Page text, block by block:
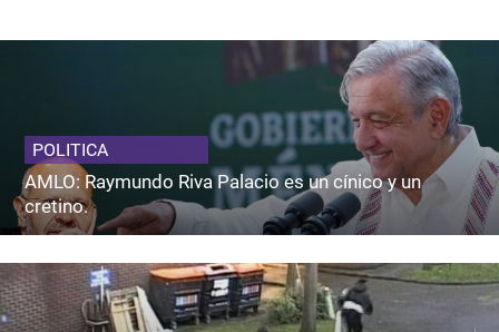
POLITICA
AMLO: Raymundo Riva Palacio es un cínico y un
cretino.